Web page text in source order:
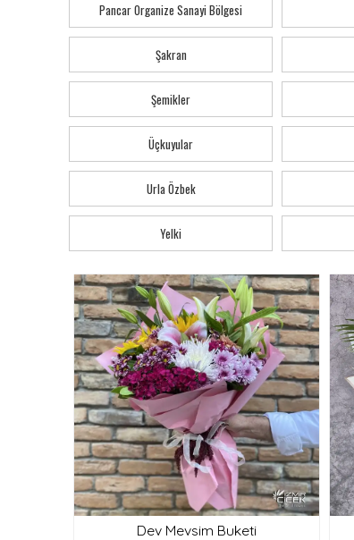
Pancar Organize Sanayi Bölgesi
Şakran
Şemikler
Üçkuyular
Urla Özbek
Yelki
Dev Mevsim Buketi